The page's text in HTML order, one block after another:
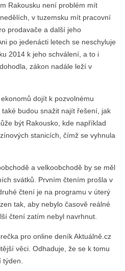
Rakousku není problém mít
v tuzemsku mít pracovní
prodavače a další jeho
po jedenácti letech se neschyluje
2014 k jeho schválení, a to i
zákon nadále leží v
dojít k pozvolnému
budou snažit najít řešení, jak
být Rakousko, kde například
stanicích, čímž se vyhnula
a velkoobchodě by se měl
svátků. Prvním čtením prošla v
čtení je na programu v úterý
tak, aby nebylo časově reálné
čtení zatím nebyl navrhnut.
pro online deník Aktuálně.cz
věci. Odhaduje, že se k tomu